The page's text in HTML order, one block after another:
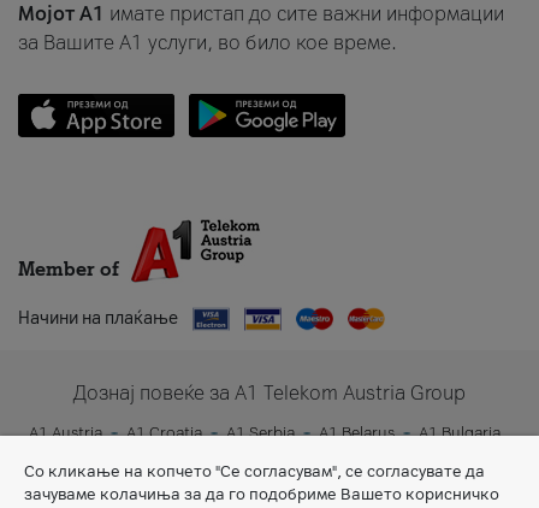
Мојот A1 имате пристап до сите важни информации
за Вашите A1 услуги, во било кое време.
Member of
Начини на плаќање
Дознај повеќе за A1 Telekom Austria Group
A1 Austria A1 Croatia A1 Serbia A1 Belarus
A1 Bulgaria
A1 Slovenia
A1 Digital
Со кликање на копчето "Се согласувам", се согласувате да
зачуваме колачиња за да го подобриме Вашето корисничко